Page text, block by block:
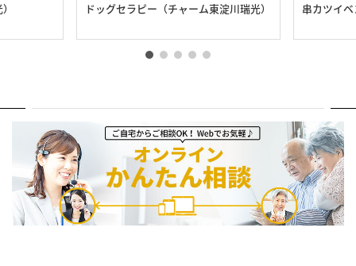
ドッグセラピー（チャーム東淀川瑞光） 串カツイ